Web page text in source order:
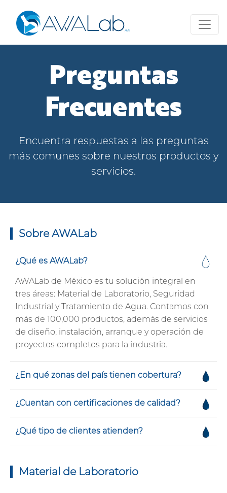
Preguntas
Frecuentes
Encuentra respuestas a las preguntas
más comunes sobre nuestros productos y
servicios.
Sobre AWALab
¿Qué es AWALab?
AWALab de México es tu solución integral en
tres áreas: Material de Laboratorio, Seguridad
Industrial y Tratamiento de Agua. Contamos con
más de 100,000 productos, además de servicios
de diseño, instalación, arranque y operación de
proyectos completos para la industria.
¿En qué zonas del país tienen cobertura?
¿Cuentan con certificaciones de calidad?
¿Qué tipo de clientes atienden?
Material de Laboratorio